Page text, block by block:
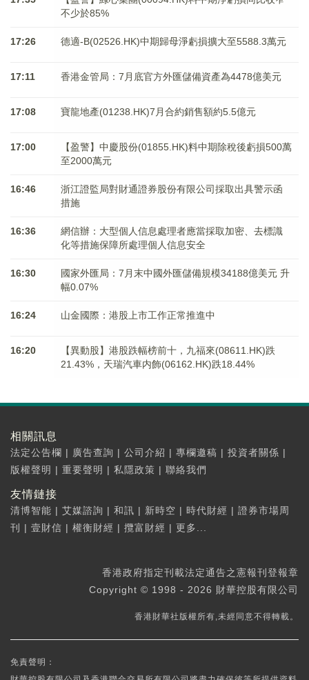
不少於85%
17:26 德適-B(02526.HK)中期歸母淨虧損擴大至5588.3萬元
17:11 香港金管局：7月底官方外匯儲備資產為4478億美元
17:08 寶龍地產(01238.HK)7月合約銷售額約5.5億元
17:00
【盈警】中慶股份(01855.HK)料中期除稅後虧損500萬
至2000萬元
16:46
浙江證監局對財通證券股份有限公司採取出具警示函
措施
16:36
網信辦：大型個人信息處理者應當採取加密、去標識
化等措施保障所處理個人信息安全
16:30
國家外匯局：7月末中國外匯儲備規模34188億美元 升
幅0.07%
16:24 山金國際：港股上市工作正常推進中
16:20
【異動股】港股跌幅榜前十，九福來(08611.HK)跌
21.43%，天瑞汽車内飾(06162.HK)跌18.44%
相關訊息
法定公告欄 | 廣告查詢 | 公司介紹 | 專欄邀稿 | 投資者關係 |
版權聲明 | 重要聲明 | 私隱政策 | 聯絡我們
友情鏈接
清博智能 | 艾媒諮詢 | 和訊 | 新時空 | 時代財經 | 證券市場周
刊
| 壹財信 | 權衡財經 | 攬富財經 | 更多...
香港政府指定刊載法定通告之憲報刊登報章
Copyright © 1998 - 2026 財華控股有限公司
香港財華社版權所有,未經同意不得轉載。
免責聲明：